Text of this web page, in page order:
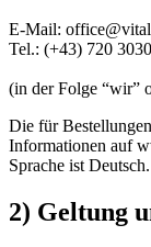
E-Mail:
Tel.: (+43) 720
(in der Folge “wir”
Die für
Informationen auf
Sprache ist Deutsch.
2) Geltung